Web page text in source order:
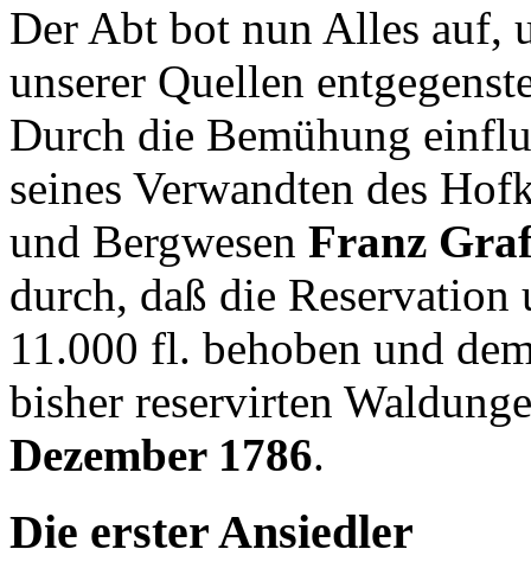
Der Abt bot nun Alles auf,
unserer Quellen
Durch die Bemühung
seines Verwandten des
und Bergwesen Franz
durch, daß die
11.000 fl. behoben und
bisher reservirten
Dezember 1786.
Die erster Ansiedler